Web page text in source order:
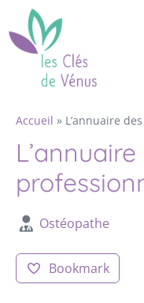
Accueil » L’annuaire
Ostéopathe
Bookmark